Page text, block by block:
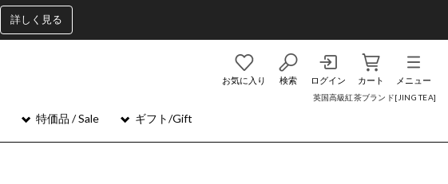
詳しく見る
英国高級紅茶ブランド[JING TEA]
お気に入り 検索 ログイン カート メニュー
特価品 / Sale ギフト/Gift